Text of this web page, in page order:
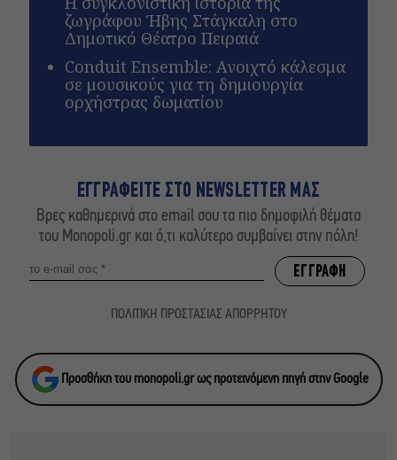
ζωγράφου Ήβης Στάγκαλη στο
Δημοτικό Θέατρο Πειραιά
Conduit Ensemble: Ανοιχτό κάλεσμα
σε μουσικούς για τη δημιουργία
ορχήστρας δωματίου
ΕΓΓΡΑΦΕΙΤΕ ΣΤΟ NEWSLETTER ΜΑΣ
Βρες καθημερινά στο email σου τα πιο δημοφιλή θέματα
του Monopoli.gr και ό,τι καλύτερο συμβαίνει στην πόλη!
ΠΟΛΙΤΙΚΗ ΠΡΟΣΤΑΣΙΑΣ ΑΠΟΡΡΗΤΟΥ
Προσθήκη του monopoli.gr ως προτεινόμενη πηγή στην Google